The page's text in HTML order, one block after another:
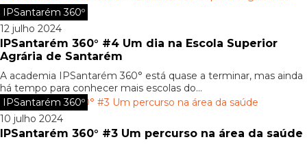
IPSantarém 360º
12 julho 2024
IPSantarém 360° #4 Um dia na Escola Superior
Agrária de Santarém
A academia IPSantarém 360° está quase a terminar, mas ainda
há tempo para conhecer mais escolas do...
IPSantarém 360º
10 julho 2024
IPSantarém 360° #3 Um percurso na área da saúde